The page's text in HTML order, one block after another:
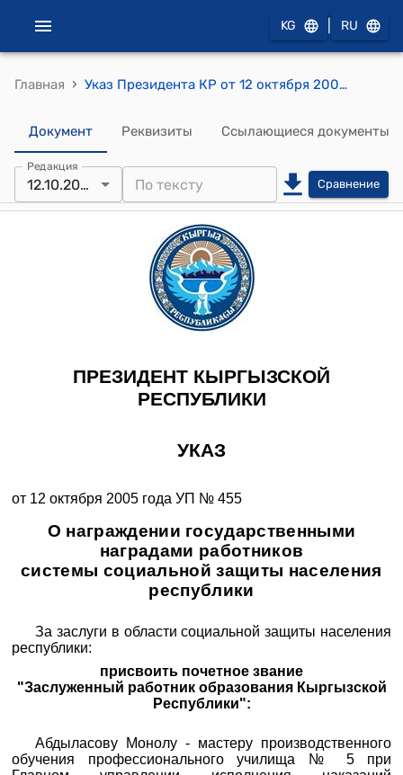
KG RU
Главная › Указ Президента КР от 12 октября 2005 года УП № 455 "О награждении государственными наградами работников системы социальной защиты населения республики"
Документ Реквизиты Ссылающиеся документы
Редакция
12.10.2005 Сравнение